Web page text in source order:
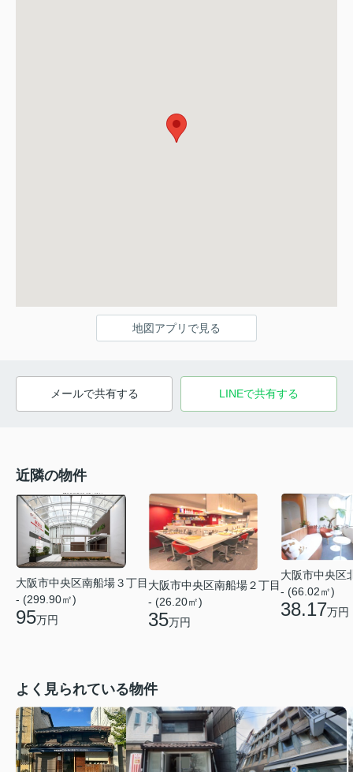
地図アプリで見る
メールで共有する LINEで共有する
近隣の物件
大阪市中央区南船場３丁目
- (299.90㎡)
95万円
大阪市中央区南船場２丁目
- (26.20㎡)
35万円
大阪市中央区
- (66.02㎡)
38.17万円
よく見られている物件